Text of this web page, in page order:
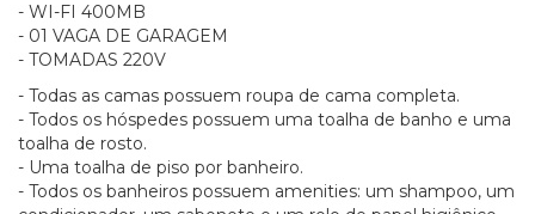
- WI-FI 400MB
- 01 VAGA DE GARAGEM
- TOMADAS 220V
- Todas as camas possuem roupa de cama completa.
- Todos os hóspedes possuem uma toalha de banho e uma
toalha de rosto.
- Uma toalha de piso por banheiro.
- Todos os banheiros possuem amenities: um shampoo, um